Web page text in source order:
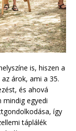
is, hiszen a
árok, ami a 35.
és ahová
mindig egyedi
így
táplálék